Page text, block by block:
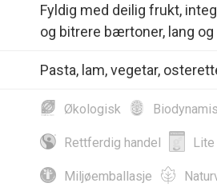
Fyldig med deilig frukt,
og bitrere bærtoner, lang
Pasta, lam, vegetar,
Økologisk
Rettferdig handel Lite
Miljøemballasje